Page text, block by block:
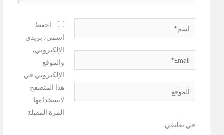
اسم*
Email*
الموقع
احفظ
اسمي، بريدي
الإلكتروني،
والموقع
الإلكتروني في
هذا المتصفح
لاستخدامها
المرة المقبلة
في تعليقي.